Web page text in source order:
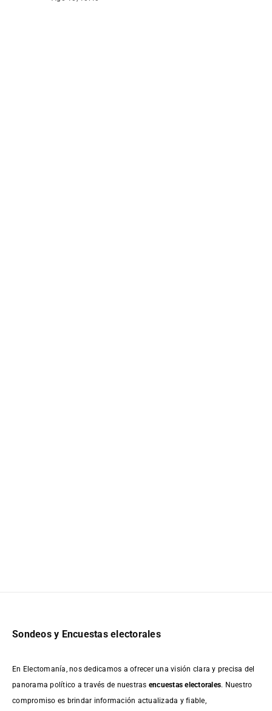
Sondeos y Encuestas electorales
En Electomanía, nos dedicamos a ofrecer una visión clara y precisa del
panorama político a través de nuestras encuestas electorales. Nuestro
compromiso es brindar información actualizada y fiable,